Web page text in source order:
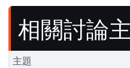
相關討論
主題